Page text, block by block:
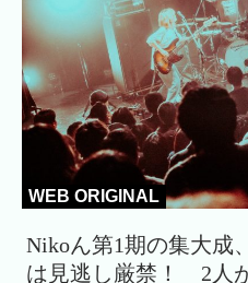
WEB ORIGINAL
Nikoん第1期の集大成
は見逃し厳禁！ 2人